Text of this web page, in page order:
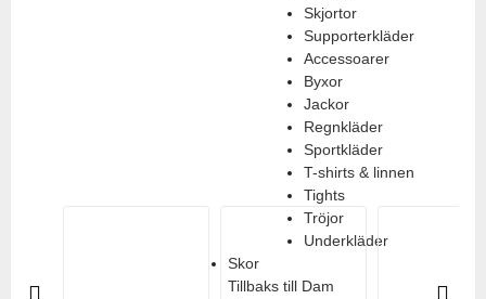
Skjortor
Supporterkläder
Accessoarer
Byxor
Jackor
Regnkläder
Sportkläder
T-shirts & linnen
Tights
Tröjor
Underkläder
Skor
Tillbaks till Dam